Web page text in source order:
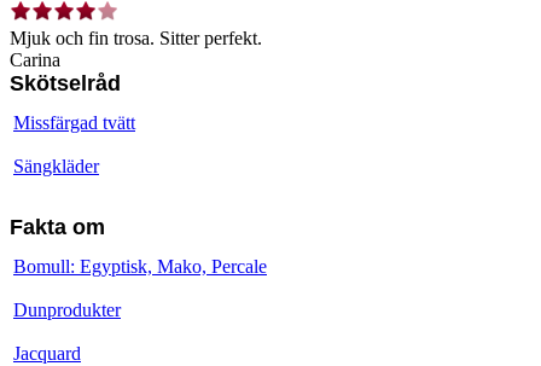
Mjuk och fin trosa. Sitter perfekt.
Carina
Skötselråd
Missfärgad tvätt
Sängkläder
Fakta om
Bomull: Egyptisk, Mako, Percale
Dunprodukter
Jacquard